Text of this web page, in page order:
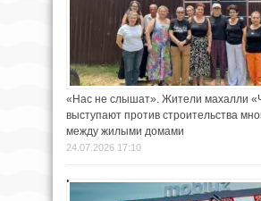
«Нас не слышат». Жители махалли
выступают против строительства
между жилыми домами
24.07.2026 17:10